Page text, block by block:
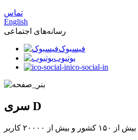
تماس
English
رسانه‌های اجتماعی
فیسبوک
یوتیوب
ico-social-in
سری D